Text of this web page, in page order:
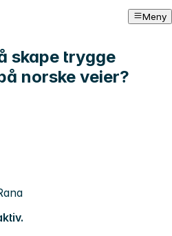
Meny
skape trygge
norske veier?